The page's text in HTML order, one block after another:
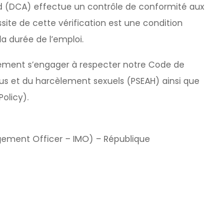
(DCA) effectue un contrôle de conformité aux
de cette vérification est une condition
durée de l’emploi.
s’engager à respecter notre Code de
et du harcèlement sexuels (PSEAH) ainsi que
Officer – IMO) – République